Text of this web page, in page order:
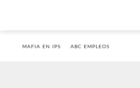
MAFIA EN IPS ABC EMPLEOS